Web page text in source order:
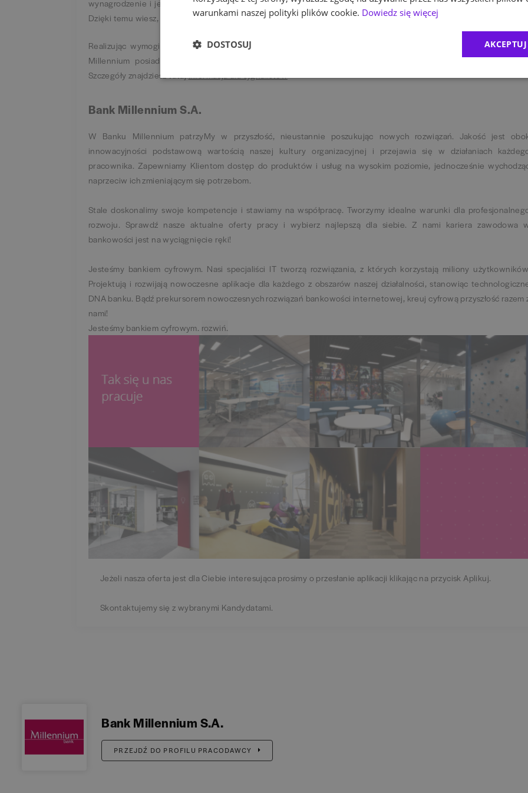
wynagrodzenie i jego elementy, znajdziesz naKariera - Bank Millennium po wybraniu interesującego Cię
Dzięki temu wiesz, czego się spodziewać na każdym etapie.
Realizując wymogi określone w art. 24 ust. 6 ustawy z dnia 14 czerwca 2024 r. o ochronie sygnalistów,
Millennium posiada procedurę dotyczącą zgłaszania Informacji o naruszeniu prawa (zgłoszenia
Szczegóły znajdziesz tutajInformacja dla sygnalistów
Bank Millennium S.A.
W Banku Millennium patrzyMy w przyszłość, nieustannie poszukując nowych rozwiązań. Jakość jest
innowacyjności podstawową wartością naszej kultury organizacyjnej i przejawia się w działaniach
pracownika. Zapewniamy Klientom dostęp do produktów i usług na wysokim poziomie, jednocześnie
naprzeciw ich zmieniającym się potrzebom.
Stale doskonalimy swoje kompetencje i stawiamy na współpracę. Tworzymy idealne warunki dla
rozwoju. Sprawdź nasze aktualne oferty pracy i wybierz najlepszą dla siebie. Z nami kariera zawodowa
bankowości jest na wyciągnięcie ręki!
Jesteśmy bankiem cyfrowym. Nasi specjaliści IT tworzą rozwiązania, z których korzystają miliony
Projektują i rozwijają nowoczesne aplikacje dla każdego z obszarów naszej działalności, stanowiąc
DNA banku. Bądź prekursorem nowoczesnych rozwiązań bankowości internetowej, kreuj cyfrową przyszłość razem
nami!
Jesteśmy bankiem cyfrowym. rozwiń.
Jeżeli nasza oferta jest dla Ciebie interesująca prosimy o przesłanie aplikacji klikając na przycisk Aplikuj.
Skontaktujemy się z wybranymi Kandydatami.
Bank Millennium S.A.
PRZEJDŹ DO PROFILU PRACODAWCY
warunkami naszej polityki plików cookie. Dowiedz się więcej
DOSTOSUJ